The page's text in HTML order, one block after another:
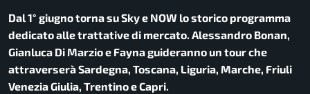
Dal 1° giugno torna su Sky e NOW lo storico programma
dedicato alle trattative di mercato. Alessandro Bonan,
Gianluca Di Marzio e Fayna guideranno un tour che
attraverserà Sardegna, Toscana, Liguria, Marche, Friuli
Venezia Giulia, Trentino e Capri.